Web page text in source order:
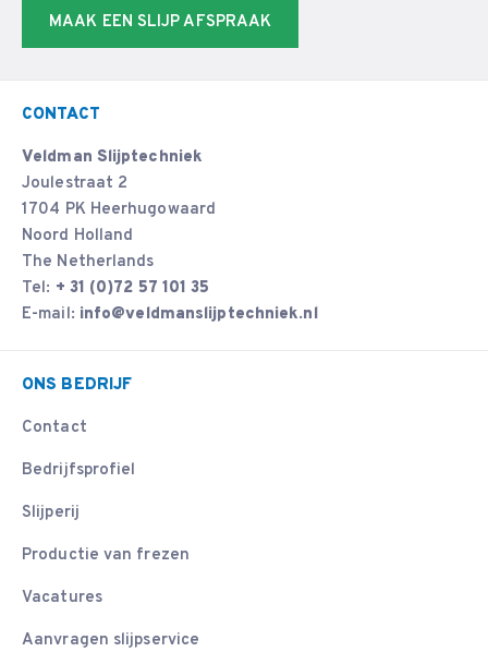
MAAK EEN SLIJP AFSPRAAK
CONTACT
Veldman Slijptechniek
Joulestraat 2
1704 PK Heerhugowaard
Noord Holland
The Netherlands
Tel: + 31 (0)72 57 101 35
E-mail: info@veldmanslijptechniek.nl
ONS BEDRIJF
Contact
Bedrijfsprofiel
Slijperij
Productie van frezen
Vacatures
Aanvragen slijpservice